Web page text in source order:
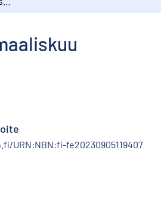
URN:NBN:fi-fe20230905119407